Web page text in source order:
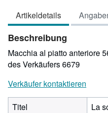
5
Sternen
Artikeldetails
Beschreibung
Macchia al piatto anteriore
des Verkäufers 6679
Verkäufer kontaktieren
Titel
La